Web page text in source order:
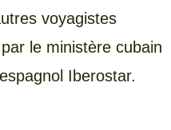
voyagistes
le ministère cubain
Iberostar.